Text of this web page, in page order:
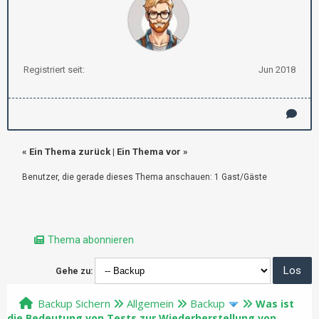
Registriert seit: Jun 2018
« Ein Thema zurück | Ein Thema vor »
Benutzer, die gerade dieses Thema anschauen: 1 Gast/Gäste
Thema abonnieren
Gehe zu:
Backup Sichern Allgemein Backup
Was ist